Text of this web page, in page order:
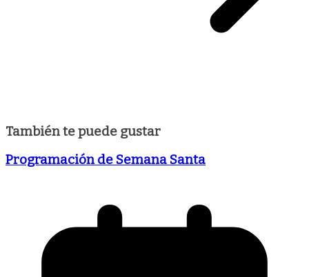
También te puede gustar
Programación de Semana Santa